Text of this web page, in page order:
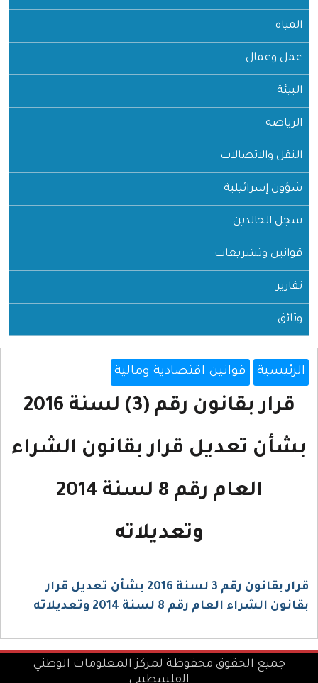
المياه
عمل وعمال
البيئة
الرياضة
النقل والاتصالات
شؤون إسرائيلية
سجل الخالدين
قوانين وتشريعات
تقارير
وثائق
الرئيسية قوانين اقتصادية ومالية
قرار بقانون رقم (3) لسنة 2016
بشأن تعديل قرار بقانون الشراء
العام رقم 8 لسنة 2014
وتعديلاته
قرار بقانون رقم 3 لسنة 2016 بشأن تعديل قرار
بقانون الشراء العام رقم 8 لسنة 2014 وتعديلاته
جميع الحقوق محفوظة لمركز المعلومات الوطني
الفلسطيني